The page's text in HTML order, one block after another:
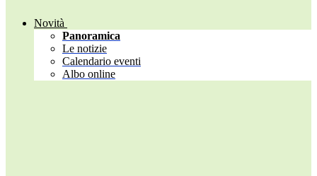
Novità
Panoramica
Le notizie
Calendario eventi
Albo online